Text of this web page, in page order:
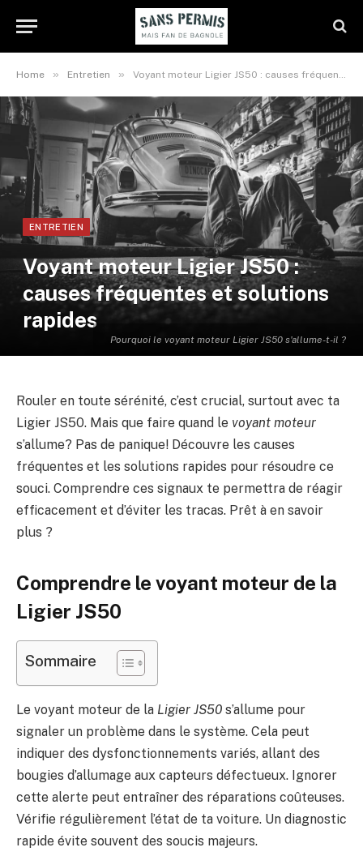
Home » Entretien » Voyant moteur Ligier JS50 : causes fréquentes et solutions rapides
Pourquoi le voyant moteur Ligier JS50 s'allume-t-il ?
ENTRETIEN
Voyant moteur Ligier JS50 :
causes fréquentes et solutions
rapides
Rouler en toute sérénité, c’est crucial, surtout avec ta
Ligier JS50. Mais que faire quand le voyant moteur
s’allume? Pas de panique! Découvre les causes
fréquentes et les solutions rapides pour résoudre ce
souci. Comprendre ces signaux te permettra de réagir
efficacement et d’éviter les tracas. Prêt à en savoir
plus ?
Comprendre le voyant moteur de la
Ligier JS50
Sommaire
Le voyant moteur de la Ligier JS50 s’allume pour
signaler un problème dans le système. Cela peut
indiquer des dysfonctionnements variés, allant des
bougies d’allumage aux capteurs défectueux. Ignorer
cette alerte peut entraîner des réparations coûteuses.
Vérifie régulièrement l’état de ta voiture. Un diagnostic
rapide évite souvent des soucis majeurs.